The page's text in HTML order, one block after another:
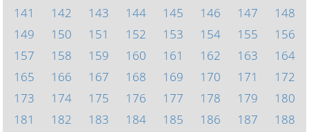
141
142 143 144 145 146 147
148
149
150 151 152 153 154 155
156
157
158 159 160 161 162 163
164
165
166 167 168 169 170 171
172
173
174 175 176 177 178 179
180
181
182 183 184 185 186 187
188